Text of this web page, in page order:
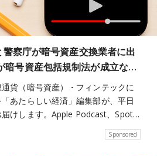
警察庁が暗号資産交換業者に出
暗号資産包括規制法が成立な…
貨（暗号資産）・フィンテックに
あたらしい経済」編集部が、平日
けします。Apple Podcast、Spot…
Sponsored